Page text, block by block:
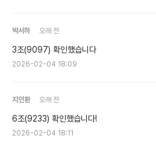
박서하 오래 전
3조(9097) 확인했습니다
2026-02-04 18:09
지인환 오래 전
6조(9233) 확인했습니다!
2026-02-04 18:11